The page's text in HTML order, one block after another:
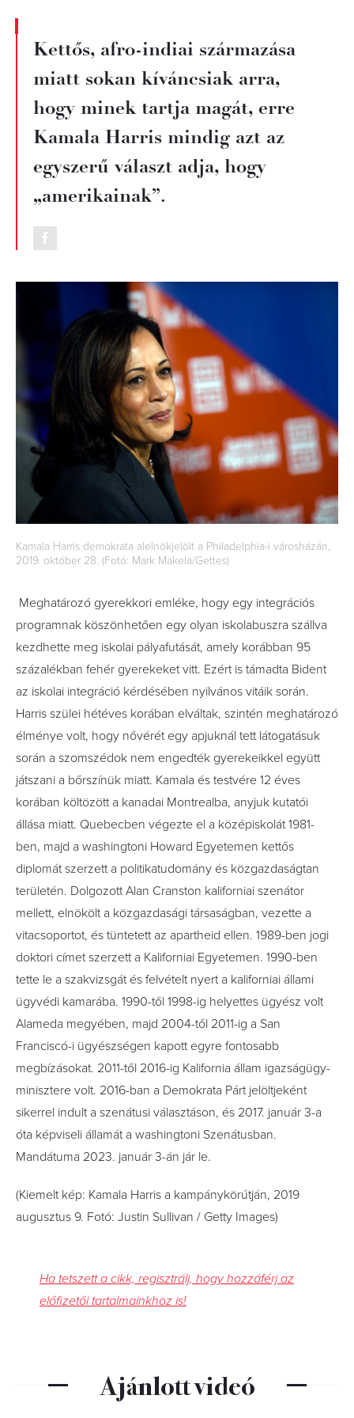
Kettős, afro-indiai származása
miatt sokan kíváncsiak arra,
hogy minek tartja magát, erre
Kamala Harris mindig azt az
egyszerű választ adja, hogy
„amerikainak”.
Kamala Harris demokrata alelnökjelölt a Philadelphia-i városházán,
2019. október 28. (Fotó: Mark Makela/Gettes)
Meghatározó gyerekkori emléke, hogy egy integrációs
programnak köszönhetően egy olyan iskolabuszra szállva
kezdhette meg iskolai pályafutását, amely korábban 95
százalékban fehér gyerekeket vitt. Ezért is támadta Bident
az iskolai integráció kérdésében nyilvános vitáik során.
Harris szülei hétéves korában elváltak, szintén meghatározó
élménye volt, hogy nővérét egy apjuknál tett látogatásuk
során a szomszédok nem engedték gyerekeikkel együtt
játszani a bőrszínük miatt. Kamala és testvére 12 éves
korában költözött a kanadai Montrealba, anyjuk kutatói
állása miatt. Quebecben végezte el a középiskolát 1981-
ben, majd a washingtoni Howard Egyetemen kettős
diplomát szerzett a politikatudomány és közgazdaságtan
területén. Dolgozott Alan Cranston kaliforniai szenátor
mellett, elnökölt a közgazdasági társaságban, vezette a
vitacsoportot, és tüntetett az apartheid ellen. 1989-ben jogi
doktori címet szerzett a Kaliforniai Egyetemen. 1990-ben
tette le a szakvizsgát és felvételt nyert a kaliforniai állami
ügyvédi kamarába. 1990-től 1998-ig helyettes ügyész volt
Alameda megyében, majd 2004-től 2011-ig a San
Franciscó-i ügyészségen kapott egyre fontosabb
megbízásokat. 2011-től 2016-ig Kalifornia állam igazságügy-
minisztere volt. 2016-ban a Demokrata Párt jelöltjeként
sikerrel indult a szenátusi választáson, és 2017. január 3-a
óta képviseli államát a washingtoni Szenátusban.
Mandátuma 2023. január 3-án jár le.
(Kiemelt kép: Kamala Harris a kampánykörútján, 2019
augusztus 9. Fotó: Justin Sullivan / Getty Images)
Ha tetszett a cikk, regisztrálj, hogy hozzáférj az
előfizetői tartalmainkhoz is!
Ajánlott videó